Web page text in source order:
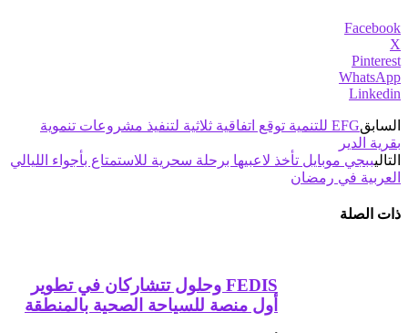
Facebook
X
Pinterest
WhatsApp
Linkedin
السابق
EFG للتنمية توقع اتفاقية ثلاثية لتنفيذ مشروعات تنموية
بقرية الدير
التاليببجي موبايل تأخذ لاعبيها برحلة سحرية للاستمتاع بأجواء الليالي
العربية في رمضان
ذات الصلة
FEDIS وحلول تتشاركان في تطوير
أول منصة للسياحة الصحية بالمنطقة